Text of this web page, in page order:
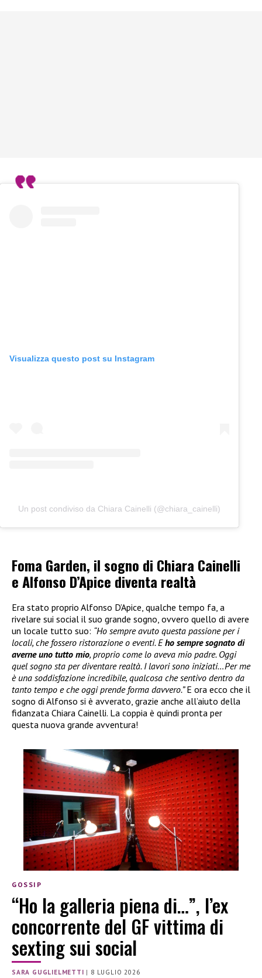
Visualizza questo post su Instagram
Un post condiviso da Chiara Cainelli (@chiara_cainelli)
Foma Garden, il sogno di Chiara Cainelli
e Alfonso D’Apice diventa realtà
Era stato proprio Alfonso D’Apice, qualche tempo fa, a
rivelare sui social il suo grande sogno, ovvero quello di avere
un locale tutto suo: “Ho sempre avuto questa passione per i
locali, che fossero ristorazione o eventi. Eho sempre sognato di
averne uno tutto mio, proprio come lo aveva mio padre. Oggi
quel sogno sta per diventare realtà. I lavori sono iniziati…Per me
è una soddisfazione incredibile, qualcosa che sentivo dentro da
tanto tempo e che oggi prende forma davvero.”E ora ecco che il
sogno di Alfonso si è avverato, grazie anche all’aiuto della
fidanzata Chiara Cainelli. La coppia è quindi pronta per
questa nuova grande avventura!
GOSSIP
“Ho la galleria piena di…”, l’ex
concorrente del GF vittima di
sexting sui social
SARA GUGLIELMETTI | 8 LUGLIO 2026